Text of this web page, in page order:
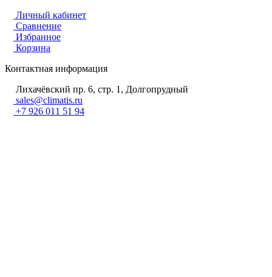
Личный кабинет
Сравнение
Избранное
Корзина
Контактная информация
Лихачёвский пр. 6, стр. 1, Долгопрудный
sales@climatis.ru
+7 926 011 51 94